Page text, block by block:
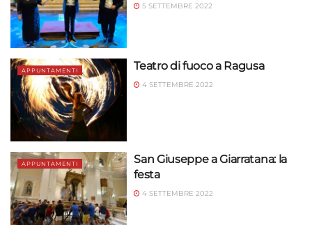
5 SETTEMBRE 2022
APPUNTAMENTI Teatro di fuoco a Ragusa
4 SETTEMBRE 2022
APPUNTAMENTI
San Giuseppe a Giarratana: la
festa
4 SETTEMBRE 2022